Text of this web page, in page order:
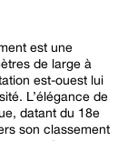
est une
de large à
est-ouest lui
L’élégance de
datant du 18e
son classement